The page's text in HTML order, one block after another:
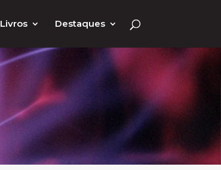
Livros Destaques